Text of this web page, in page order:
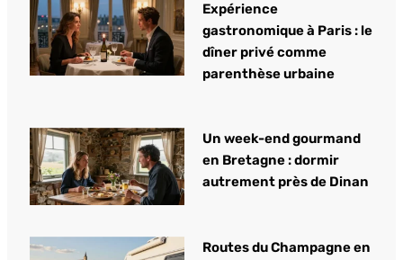
Expérience
gastronomique à Paris : le
dîner privé comme
parenthèse urbaine
Un week-end gourmand
en Bretagne : dormir
autrement près de Dinan
Routes du Champagne en